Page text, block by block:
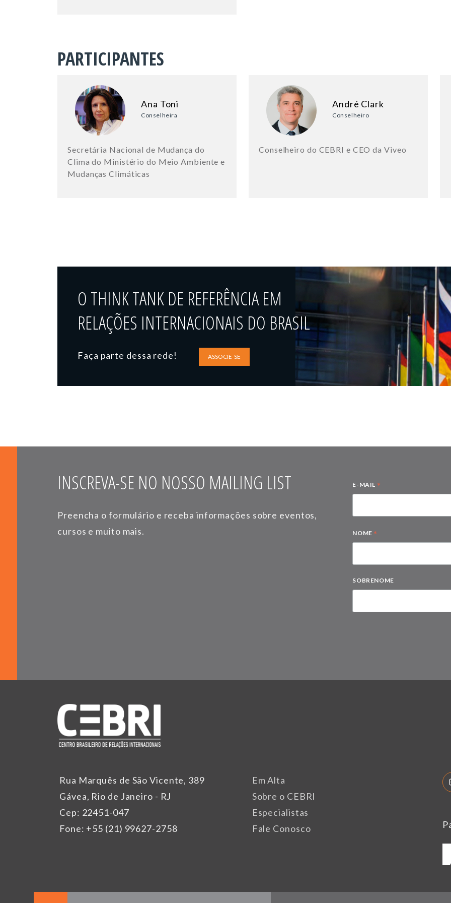
PARTICIPANTES
Ana Toni
Conselheira
Secretária Nacional de Mudança do
Clima do Ministério do Meio Ambiente e
Mudanças Climáticas
André Clark
Conselheiro
Conselheiro do CEBRI e CEO da Viveo
O THINK TANK DE REFERÊNCIA EM
RELAÇÕES INTERNACIONAIS DO BRASIL
Faça parte dessa rede! ASSOCIE-SE
INSCREVA-SE NO NOSSO MAILING LIST
Preencha o formulário e receba informações sobre eventos,
cursos e muito mais.
E-MAIL *
NOME *
SOBRENOME
Rua Marquês de São Vicente, 389
Gávea, Rio de Janeiro - RJ
Cep: 22451-047
Fone: +55 (21) 99627-2758
Em Alta
Sobre o CEBRI
Especialistas
Fale Conosco